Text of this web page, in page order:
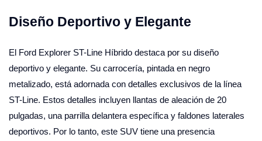
Diseño Deportivo y Elegante
El Ford Explorer ST-Line Híbrido destaca por su diseño
deportivo y elegante. Su carrocería, pintada en negro
metalizado, está adornada con detalles exclusivos de la línea
ST-Line. Estos detalles incluyen llantas de aleación de 20
pulgadas, una parrilla delantera específica y faldones laterales
deportivos. Por lo tanto, este SUV tiene una presencia